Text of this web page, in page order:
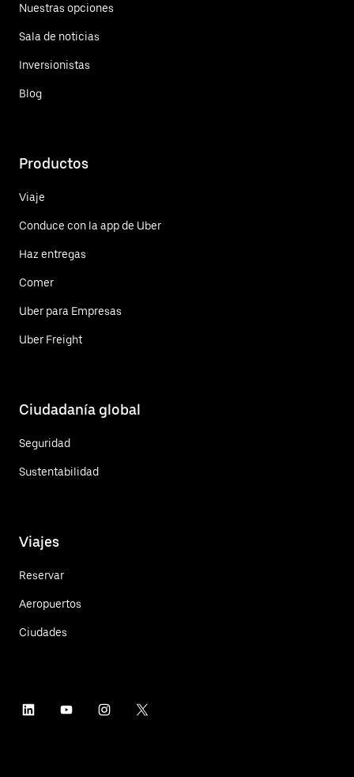
Nuestras opciones
Sala de noticias
Inversionistas
Blog
Productos
Viaje
Conduce con la app de Uber
Haz entregas
Comer
Uber para Empresas
Uber Freight
Ciudadanía global
Seguridad
Sustentabilidad
Viajes
Reservar
Aeropuertos
Ciudades